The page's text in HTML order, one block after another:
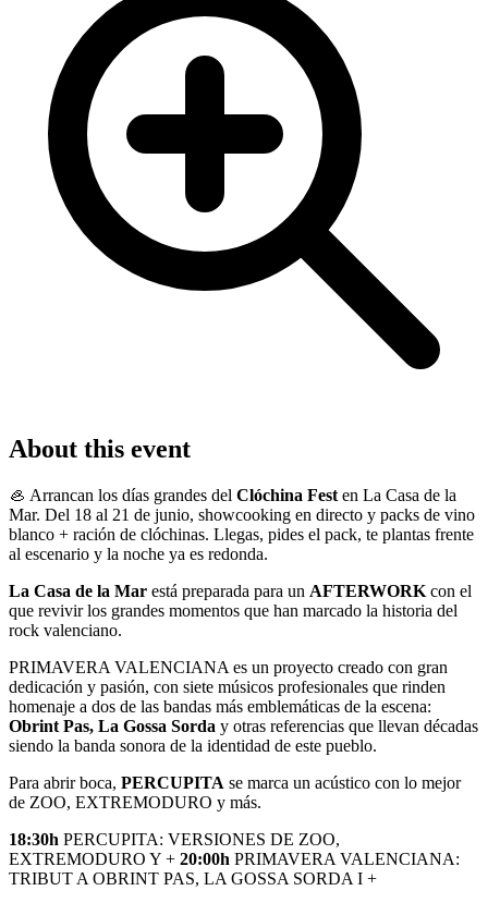
About this event
🦪 Arrancan los días grandes del Clóchina Fest en La Casa de la
Mar. Del 18 al 21 de junio, showcooking en directo y packs de vino
blanco + ración de clóchinas. Llegas, pides el pack, te plantas frente
al escenario y la noche ya es redonda.
La Casa de la Mar está preparada para un AFTERWORK con el
que revivir los grandes momentos que han marcado la historia del
rock valenciano.
PRIMAVERA VALENCIANA es un proyecto creado con gran
dedicación y pasión, con siete músicos profesionales que rinden
homenaje a dos de las bandas más emblemáticas de la escena:
Obrint Pas, La Gossa Sorda y otras referencias que llevan décadas
siendo la banda sonora de la identidad de este pueblo.
Para abrir boca, PERCUPITA se marca un acústico con lo mejor
de ZOO, EXTREMODURO y más.
18:30h PERCUPITA: VERSIONES DE ZOO,
EXTREMODURO Y + 20:00h PRIMAVERA VALENCIANA:
TRIBUT A OBRINT PAS, LA GOSSA SORDA I +